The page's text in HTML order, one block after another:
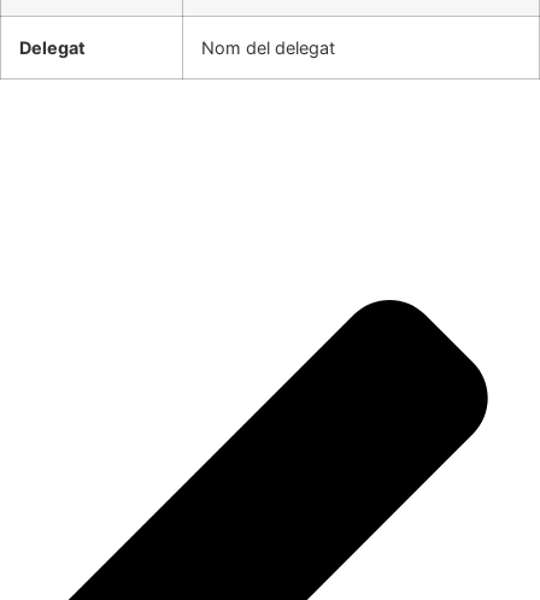
Delegat Nom del delegat